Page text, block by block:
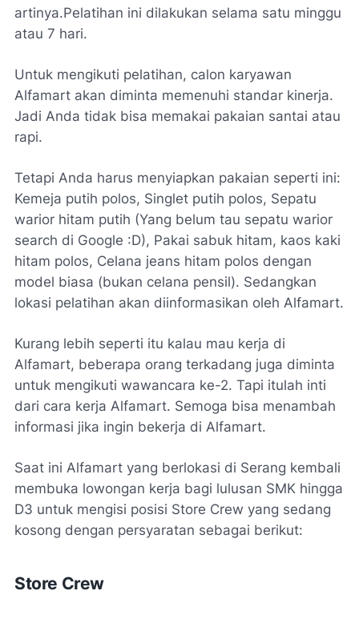
artinya.Pelatihan ini dilakukan selama satu minggu
atau 7 hari.
Untuk mengikuti pelatihan, calon karyawan
Alfamart akan diminta memenuhi standar kinerja.
Jadi Anda tidak bisa memakai pakaian santai atau
rapi.
Tetapi Anda harus menyiapkan pakaian seperti ini:
Kemeja putih polos, Singlet putih polos, Sepatu
warior hitam putih (Yang belum tau sepatu warior
search di Google :D), Pakai sabuk hitam, kaos kaki
hitam polos, Celana jeans hitam polos dengan
model biasa (bukan celana pensil). Sedangkan
lokasi pelatihan akan diinformasikan oleh Alfamart.
Kurang lebih seperti itu kalau mau kerja di
Alfamart, beberapa orang terkadang juga diminta
untuk mengikuti wawancara ke-2. Tapi itulah inti
dari cara kerja Alfamart. Semoga bisa menambah
informasi jika ingin bekerja di Alfamart.
Saat ini Alfamart yang berlokasi di Serang kembali
membuka lowongan kerja bagi lulusan SMK hingga
D3 untuk mengisi posisi Store Crew yang sedang
kosong dengan persyaratan sebagai berikut:
Store Crew